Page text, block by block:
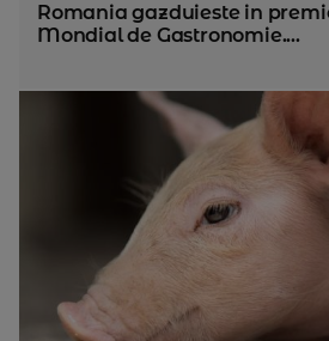
Romania gazduieste in
Mondial de Gastronomie....